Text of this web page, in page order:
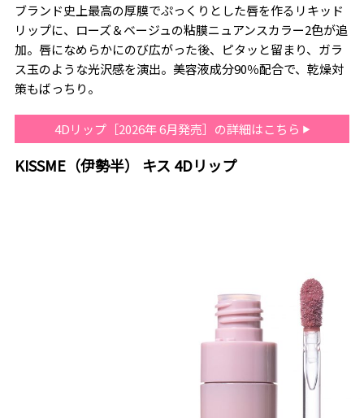
ブランド史上最高の厚膜でぷっくりとした唇を作るリキッド
リップに、ローズ＆ベージュの粘膜ニュアンスカラー2色が追
加。唇になめらかにのび広がった後、ピタッと留まり、ガラ
ス玉のような光沢感を演出。美容液成分90％配合で、乾燥対
策もばっちり。
4Dリップ［2026年 6月発売］の詳細はこちら
KISSME（伊勢半） キス 4Dリップ